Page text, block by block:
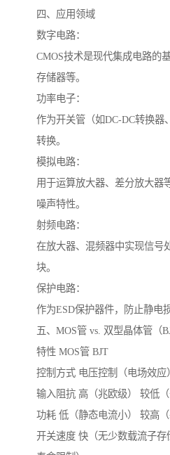
四、应用领域
数字电路：
CMOS技术是现代集成电路的
存储器等。
功率电子：
作为开关管（如DC-DC转换器
转换。
模拟电路：
用于运算放大器、差分放大器
噪声特性。
射频电路：
在放大器、混频器中实现信号
块。
保护电路：
作为ESD保护器件，防止静电
五、MOS管 vs. 双型晶体管（
特性 MOS管 BJT
控制方式 电压控制（电场效应
输入阻抗 高（兆欧级） 较低（
功耗 低（静态电流小） 较高（
开关速度 快（无少数载流子